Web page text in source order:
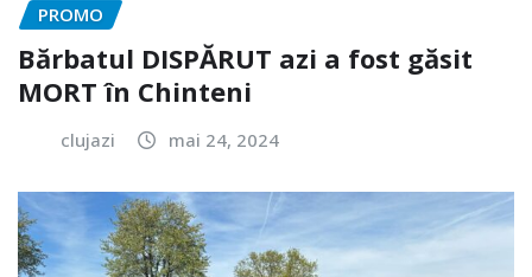
PROMO
Bărbatul DISPĂRUT azi a fost găsit
MORT în Chinteni
clujazi mai 24, 2024